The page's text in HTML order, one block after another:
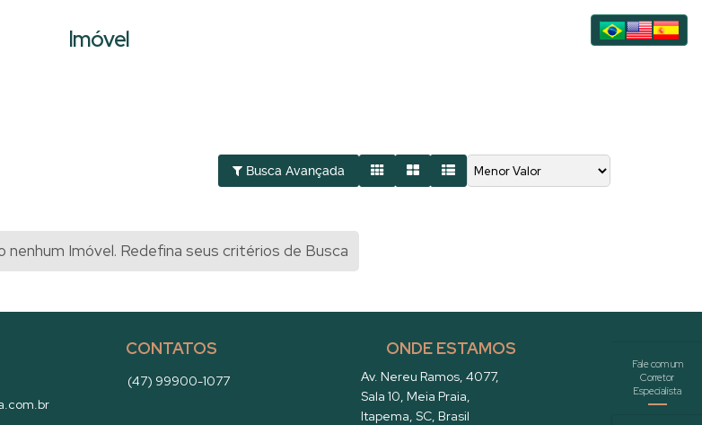
Imóvel
Busca Avançada
nenhum Imóvel. Redefina seus critérios de Busca
CONTATOS
(47) 99900-1077
ONDE ESTAMOS
Av. Nereu Ramos, 4077,
Sala 10, Meia Praia,
Itapema, SC, Brasil